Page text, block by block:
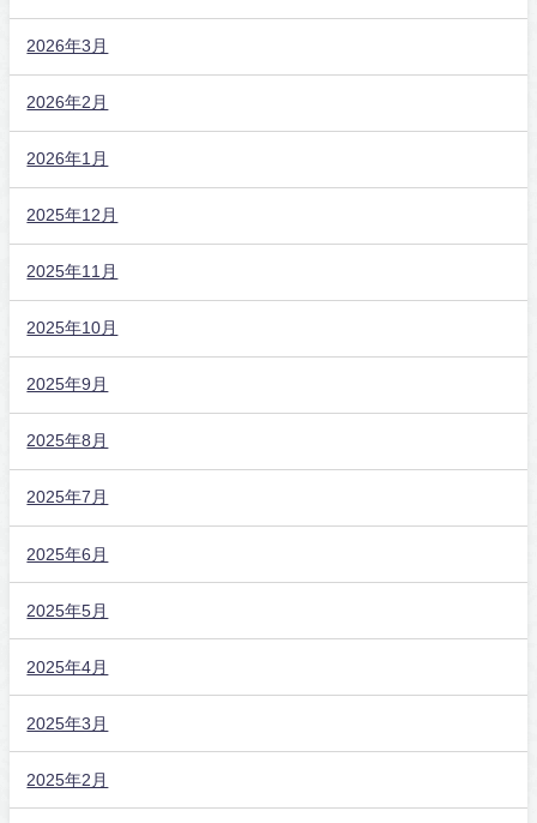
2026年3月
2026年2月
2026年1月
2025年12月
2025年11月
2025年10月
2025年9月
2025年8月
2025年7月
2025年6月
2025年5月
2025年4月
2025年3月
2025年2月